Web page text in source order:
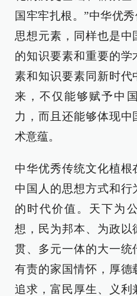
国牢牢扎根。”中华优
思想元素，同样也是
的知识要素和重要的
素和知识要素同新时代
来，不仅能够赋予中
力，而且还能够体现
术意蕴。
中华优秀传统文化植
中国人的思想方式和
的时代价值。天下为
想，民为邦本、为政
贯、多元一体的大一
有责的家国情怀，厚德
追求，富民厚生、义利